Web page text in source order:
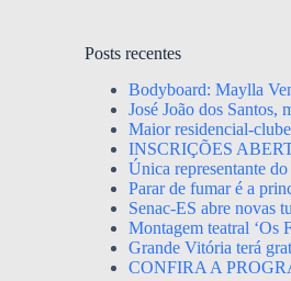
Posts recentes
Bodyboard: Maylla
José João dos Santos,
Maior residencial-
INSCRIÇÕES
Única representante
Parar de fumar é a
Senac-ES abre novas
Montagem teatral ‘Os
Grande Vitória terá
CONFIRA A